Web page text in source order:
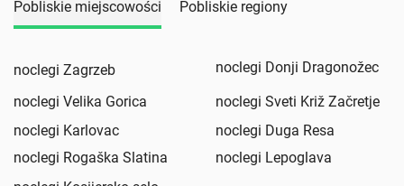
Pobliskie miejscowości Pobliskie regiony
noclegi Zagrzeb
noclegi Donji Dragonožec
noclegi Velika Gorica
noclegi Sveti Križ Začretje
noclegi Karlovac
noclegi Duga Resa
noclegi Rogaška Slatina
noclegi Lepoglava